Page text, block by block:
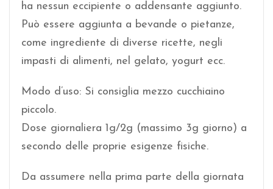
ha nessun eccipiente o addensante aggiunto.
Può essere aggiunta a bevande o pietanze,
come ingrediente di diverse ricette, negli
impasti di alimenti, nel gelato, yogurt ecc.
Modo d’uso: Si consiglia mezzo cucchiaino
piccolo.
Dose giornaliera 1g/2g (massimo 3g giorno) a
secondo delle proprie esigenze fisiche.
Da assumere nella prima parte della giornata